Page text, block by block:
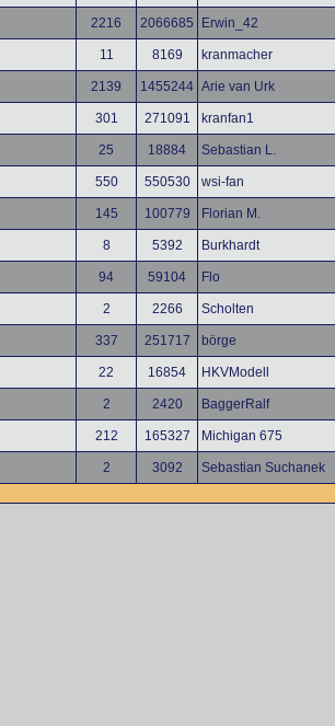
2216 2066685 Erwin_42
11 8169 kranmacher
2139 1455244 Arie van Urk
301 271091 kranfan1
25 18884 Sebastian L.
550 550530 wsi-fan
145 100779 Florian M.
8 5392 Burkhardt
94 59104 Flo
2 2266 Scholten
337 251717 börge
22 16854 HKVModell
2 2420 BaggerRalf
212 165327 Michigan 675
2 3092 Sebastian Suchanek